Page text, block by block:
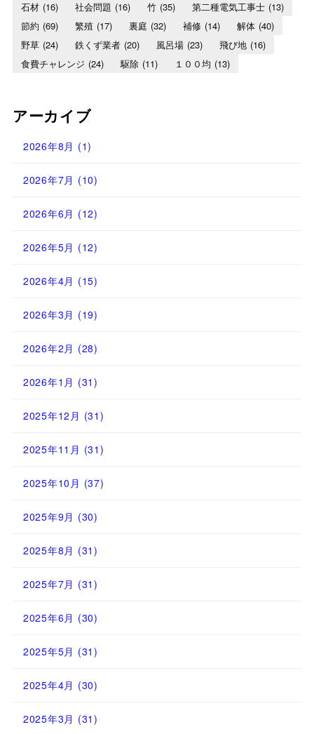
石材 (16) 社会問題 (16) 竹 (35) 第二種電気工事士 (13)
節約 (69) 繁殖 (17) 裏庭 (32) 補修 (14) 解体 (40)
野草 (24) 鉄くず業者 (20) 風呂場 (23) 飛び地 (16)
食費チャレンジ (24) 駆除 (11) １００均 (13)
アーカイブ
2026年8月 (1)
2026年7月 (10)
2026年6月 (12)
2026年5月 (12)
2026年4月 (15)
2026年3月 (19)
2026年2月 (28)
2026年1月 (31)
2025年12月 (31)
2025年11月 (31)
2025年10月 (37)
2025年9月 (30)
2025年8月 (31)
2025年7月 (31)
2025年6月 (30)
2025年5月 (31)
2025年4月 (30)
2025年3月 (31)